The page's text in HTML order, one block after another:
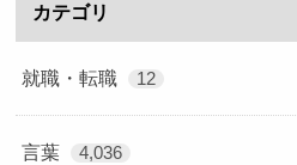
カテゴリ
就職・転職 12
言葉 4,036